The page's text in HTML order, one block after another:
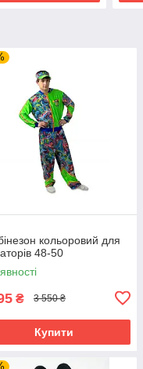
кольоровий для
48-50
₴ 3 550 ₴
Купити